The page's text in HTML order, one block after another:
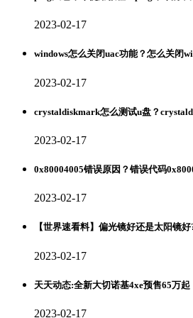
2023-02-17
windows怎么关闭uac功能？怎么关闭
2023-02-17
crystaldiskmark怎么测试u盘？
2023-02-17
0x80004005错误原因？错误代码
2023-02-17
【世界速看料】偏光镜好还是太阳镜
2023-02-17
天天动态:全新大切诺基4xe预售65万
2023-02-17